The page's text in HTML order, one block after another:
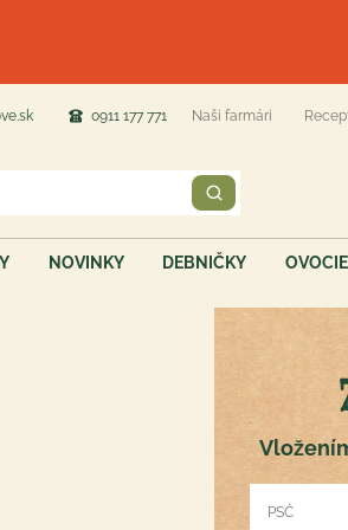
0911 177 771 Naši farmári
NOVINKY DEBNIČKY